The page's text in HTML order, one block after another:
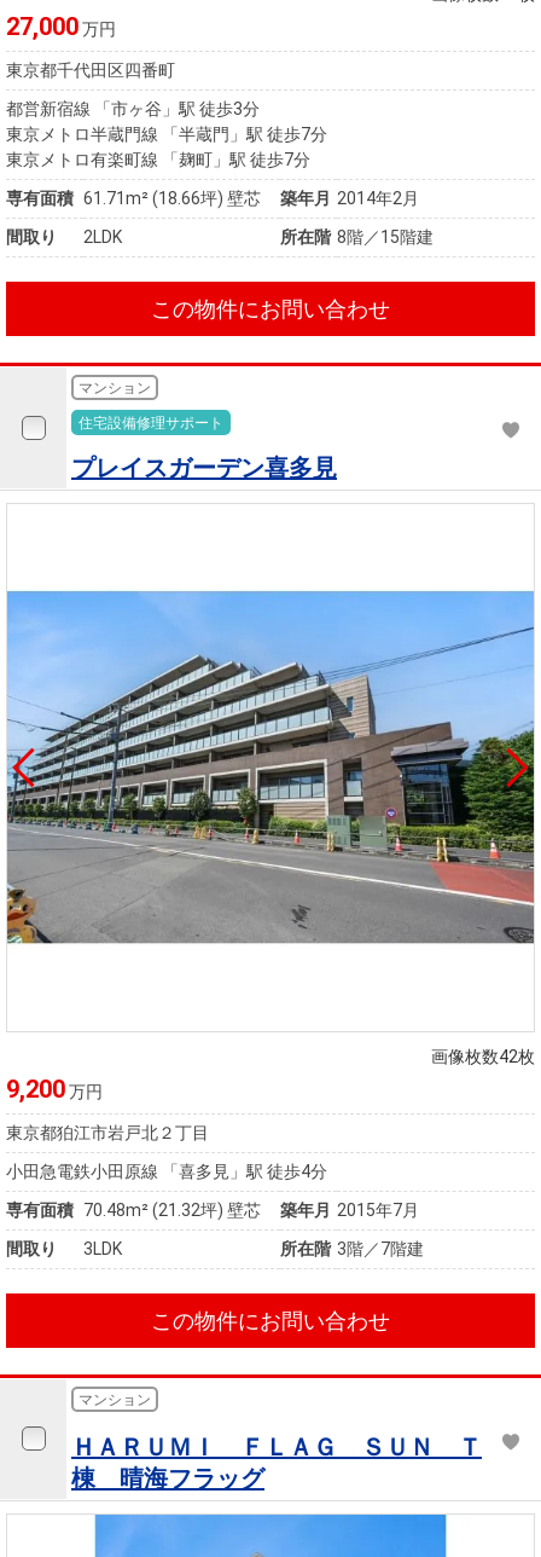
27,000万円
東京都千代田区四番町
都営新宿線 「市ヶ谷」駅 徒歩3分
東京メトロ半蔵門線 「半蔵門」駅 徒歩7分
東京メトロ有楽町線 「麹町」駅 徒歩7分
専有面積 61.71m²(18.66坪) 壁芯 築年月 2014年2月
間取り
2LDK 所在階 8階／15階建
この物件にお問い合わせ
マンション
住宅設備修理サポート
プレイスガーデン喜多見
画像枚数42枚
9,200万円
東京都狛江市岩戸北２丁目
小田急電鉄小田原線 「喜多見」駅 徒歩4分
専有面積 70.48m²(21.32坪) 壁芯 築年月 2015年7月
間取り
3LDK 所在階 3階／7階建
この物件にお問い合わせ
マンション
ＨＡＲＵＭＩ ＦＬＡＧ ＳＵＮ Ｔ
棟 晴海フラッグ